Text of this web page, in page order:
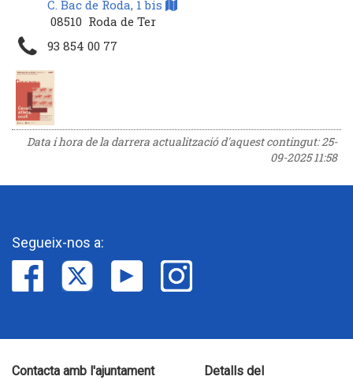
C. Bac de Roda, 1 bis
08510 Roda de Ter
93 854 00 77
Data i hora de la darrera actualització d'aquest contingut:25-
09-2025 11:58
Segueix-nos a:
Contacta amb l'ajuntament
Detalls del